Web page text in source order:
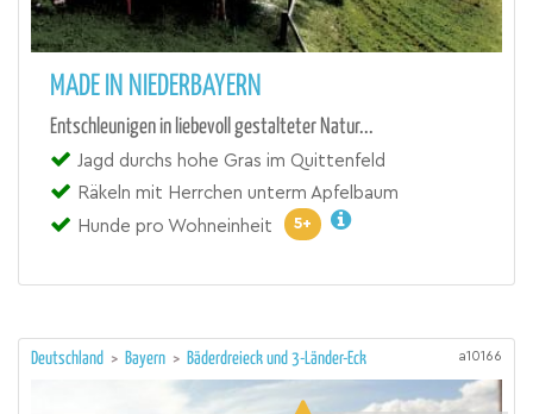
MADE IN NIEDERBAYERN
Entschleunigen in liebevoll gestalteter Natur...
Jagd durchs hohe Gras im Quittenfeld
Räkeln mit Herrchen unterm Apfelbaum
Hunde pro Wohneinheit
5+
Deutschland > Bayern > Bäderdreieck und 3-Länder-Eck a10166